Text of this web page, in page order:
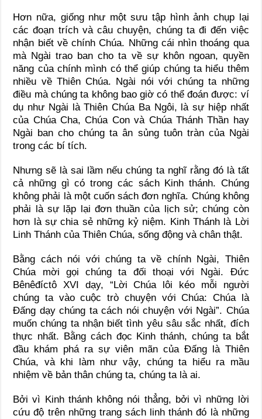
Hơn nữa, giống như một sưu tập hình ảnh chụp lại
các đoạn trích và câu chuyện, chúng ta đi đến việc
nhận biết về chính Chúa. Những cái nhìn thoáng qua
mà Ngài trao ban cho ta về sự khôn ngoan, quyền
năng của chính mình có thể giúp chúng ta hiểu thêm
nhiều về Thiên Chúa. Ngài nói với chúng ta những
điều mà chúng ta không bao giờ có thể đoán được: ví
dụ như Ngài là Thiên Chúa Ba Ngôi, là sự hiệp nhất
của Chúa Cha, Chúa Con và Chúa Thánh Thần hay
Ngài ban cho chúng ta ân sủng tuôn tràn của Ngài
trong các bí tích.
Nhưng sẽ là sai lầm nếu chúng ta nghĩ rằng đó là tất
cả những gì có trong các sách Kinh thánh. Chúng
không phải là một cuốn sách đơn nghĩa. Chúng không
phải là sự lặp lại đơn thuần của lịch sử; chúng còn
hơn là sự chia sẻ những kỷ niệm. Kinh Thánh là Lời
Linh Thánh của Thiên Chúa, sống động và chân thật.
Bằng cách nói với chúng ta về chính Ngài, Thiên
Chúa mời gọi chúng ta đối thoại với Ngài. Đức
Bênêđíctô XVI dạy, “Lời Chúa lôi kéo mỗi người
chúng ta vào cuộc trò chuyện với Chúa: Chúa là
Đấng dạy chúng ta cách nói chuyện với Ngài”. Chúa
muốn chúng ta nhận biết tình yêu sâu sắc nhất, đích
thực nhất. Bằng cách đọc Kinh thánh, chúng ta bắt
đầu khám phá ra sự viên mãn của Đấng là Thiên
Chúa, và khi làm như vậy, chúng ta hiểu ra mầu
nhiệm về bản thân chúng ta, chúng ta là ai.
Bởi vì Kinh thánh không nói thẳng, bởi vì những lời
cứu độ trên những trang sách linh thánh đó là những